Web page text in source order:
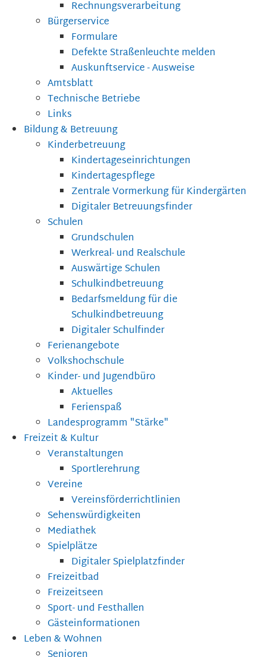
Rechnungsverarbeitung
Bürgerservice
Formulare
Defekte Straßenleuchte melden
Auskunftservice - Ausweise
Amtsblatt
Technische Betriebe
Links
Bildung & Betreuung
Kinderbetreuung
Kindertageseinrichtungen
Kindertagespflege
Zentrale Vormerkung für Kindergärten
Digitaler Betreuungsfinder
Schulen
Grundschulen
Werkreal- und Realschule
Auswärtige Schulen
Schulkindbetreuung
Bedarfsmeldung für die
Schulkindbetreuung
Digitaler Schulfinder
Ferienangebote
Volkshochschule
Kinder- und Jugendbüro
Aktuelles
Ferienspaß
Landesprogramm "Stärke"
Freizeit & Kultur
Veranstaltungen
Sportlerehrung
Vereine
Vereinsförderrichtlinien
Sehenswürdigkeiten
Mediathek
Spielplätze
Digitaler Spielplatzfinder
Freizeitbad
Freizeitseen
Sport- und Festhallen
Gästeinformationen
Leben & Wohnen